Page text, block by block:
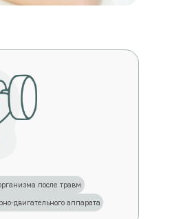
после травм
двигательного аппарата